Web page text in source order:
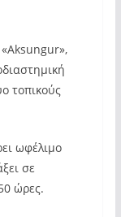
τοπικούς
ωφέλιμο
σε
ώρες.